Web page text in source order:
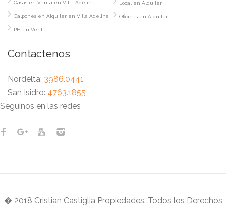
Casas en Venta en Villa Adelina
Galpones en Alquiler en Villa Adelina
PH en Venta
Local en Alquiler
Oficinas en Alquiler
Contactenos
Nordelta: 3986.0441
San Isidro: 4763.1855
Seguinos en las redes
� 2018 Cristian Castiglia Propiedades. Todos los Derechos